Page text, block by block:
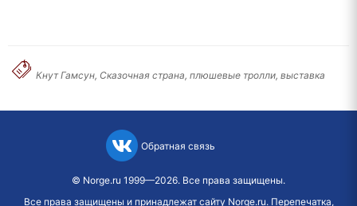
Кнут Гамсун, Сказочная страна, плюшевые тролли, выставка
Обратная связь
© Norge.ru 1999—2026. Все права защищены.
Все права защищены и принадлежат сайту Norge.ru. Перепечатка,